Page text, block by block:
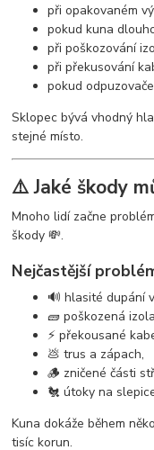
při opakovaném
pokud kuna
při poškozování
při překusování
pokud
Sklopec bývá vhodný
stejné místo.
⚠️ Jaké škody
Mnoho lidí začne
škody 💸.
Nejčastější
🔊 hlasité dupání
🧱 poškozená
⚡ překousané
💩 trus a zápach,
🪵 zničené části
🐔 útoky na
Kuna dokáže během
tisíc korun.